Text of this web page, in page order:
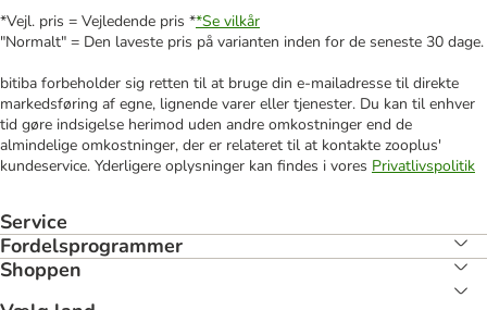
*Vejl. pris = Vejledende pris **Se vilkår
"Normalt" = Den laveste pris på varianten inden for de seneste 30 dage.
bitiba forbeholder sig retten til at bruge din e-mailadresse til direkte
markedsføring af egne, lignende varer eller tjenester. Du kan til enhver
tid gøre indsigelse herimod uden andre omkostninger end de
almindelige omkostninger, der er relateret til at kontakte zooplus'
kundeservice. Yderligere oplysninger kan findes i vores Privatlivspolitik
Service
Fordelsprogrammer
Shoppen